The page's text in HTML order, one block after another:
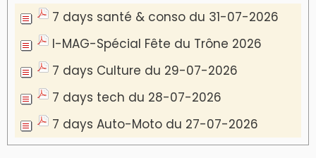
Podcast I-Week N°136-19-07-2026
Podcast I-débats N31 du 18-07-2026
Communiqué de presse
Marrakech : le Musée Yves Saint Laurent fait
du mois d'août un rendez-vous